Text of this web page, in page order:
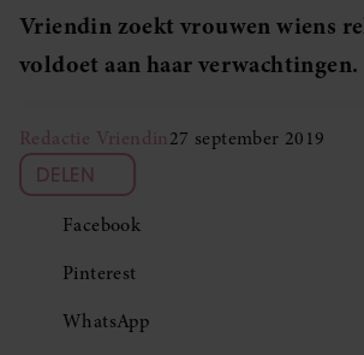
Vriendin zoekt vrouwen wiens
voldoet aan haar verwachtingen.
Redactie Vriendin27 september 2019
DELEN
Facebook
Pinterest
WhatsApp